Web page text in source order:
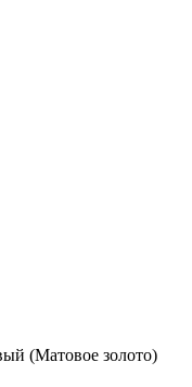
(Матовое золото)